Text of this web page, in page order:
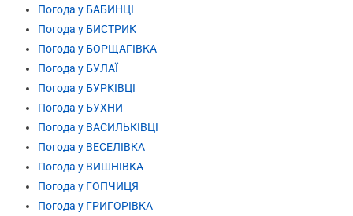
Погода у БАБИНЦІ
Погода у БИСТРИК
Погода у БОРЩАГІВКА
Погода у БУЛАЇ
Погода у БУРКІВЦІ
Погода у БУХНИ
Погода у ВАСИЛЬКІВЦІ
Погода у ВЕСЕЛІВКА
Погода у ВИШНІВКА
Погода у ГОПЧИЦЯ
Погода у ГРИГОРІВКА